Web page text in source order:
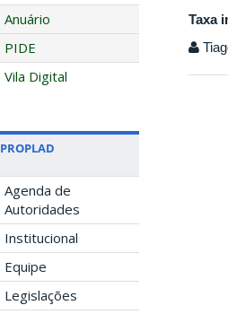
Anuário
PIDE
Vila Digital
PROPLAD
Agenda de
Autoridades
Institucional
Equipe
Legislações
Taxa